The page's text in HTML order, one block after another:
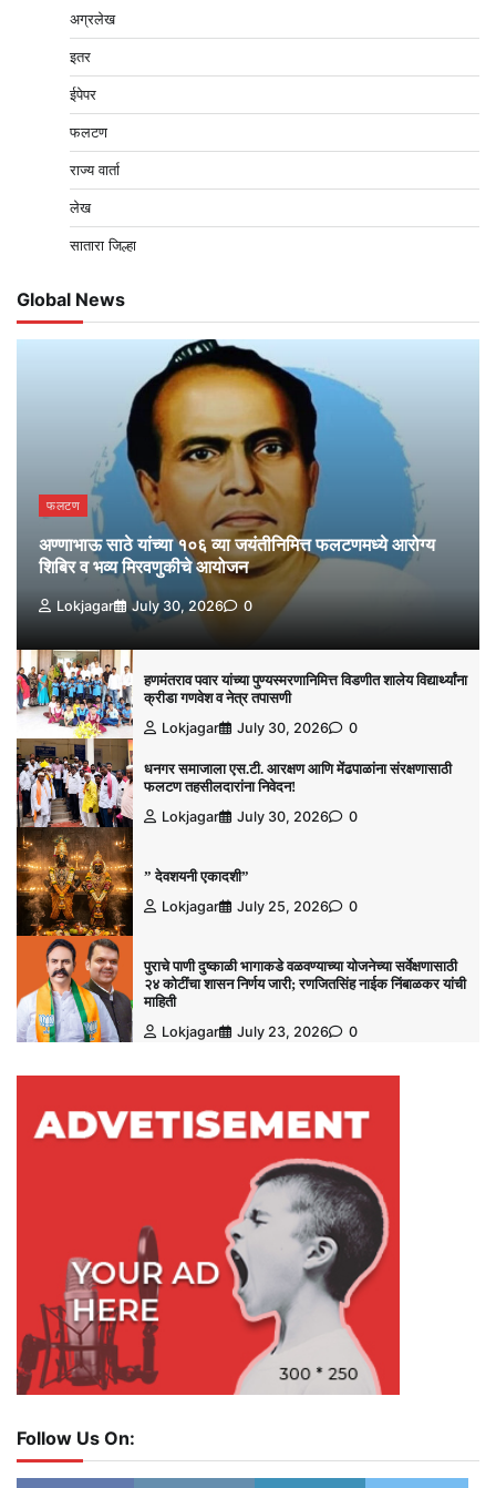
अग्रलेख
इतर
ईपेपर
फलटण
राज्य वार्ता
लेख
सातारा जिल्हा
Global News
फलटण
अण्णाभाऊ साठे यांच्या १०६ व्या जयंतीनिमित्त फलटणमध्ये आरोग्य
शिबिर व भव्य मिरवणुकीचे आयोजन
Lokjagar July 30, 2026 0
हणमंतराव पवार यांच्या पुण्यस्मरणानिमित्त विडणीत शालेय विद्यार्थ्यांना
क्रीडा गणवेश व नेत्र तपासणी
Lokjagar
July 30, 2026 0
धनगर समाजाला एस.टी. आरक्षण आणि मेंढपाळांना संरक्षणासाठी
फलटण तहसीलदारांना निवेदन!
Lokjagar
July 30, 2026 0
” देवशयनी एकादशी”
Lokjagar
July 25, 2026 0
पुराचे पाणी दुष्काळी भागाकडे वळवण्याच्या योजनेच्या सर्वेक्षणासाठी
२४ कोटींचा शासन निर्णय जारी; रणजितसिंह नाईक निंबाळकर यांची
माहिती
Lokjagar
July 23, 2026 0
Follow Us On: